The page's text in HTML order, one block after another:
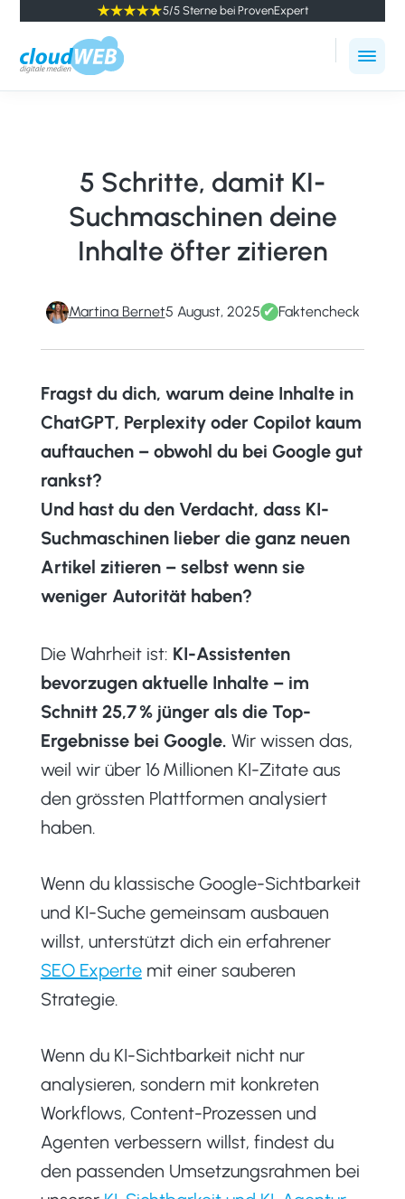
5/5 Sterne bei ProvenExpert
5 Schritte, damit KI-
Suchmaschinen deine
Inhalte öfter zitieren
Martina Bernet5 August, 2025 ✔ Faktencheck
Fragst du dich, warum deine Inhalte in
ChatGPT, Perplexity oder Copilot kaum
auftauchen – obwohl du bei Google gut
rankst?
Und hast du den Verdacht, dass KI-
Suchmaschinen lieber die ganz neuen
Artikel zitieren – selbst wenn sie
weniger Autorität haben?
Die Wahrheit ist: KI-Assistenten
bevorzugen aktuelle Inhalte – im
Schnitt 25,7 % jünger als die Top-
Ergebnisse bei Google. Wir wissen das,
weil wir über 16 Millionen KI-Zitate aus
den grössten Plattformen analysiert
haben.
Wenn du klassische Google-Sichtbarkeit
und KI-Suche gemeinsam ausbauen
willst, unterstützt dich ein erfahrener
SEO Expertemit einer sauberen
Strategie.
Wenn du KI-Sichtbarkeit nicht nur
analysieren, sondern mit konkreten
Workflows, Content-Prozessen und
Agenten verbessern willst, findest du
den passenden Umsetzungsrahmen bei